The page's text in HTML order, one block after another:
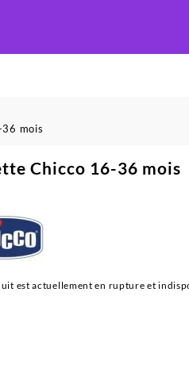
mois
Chicco 16-36 mois
est actuellement en rupture et